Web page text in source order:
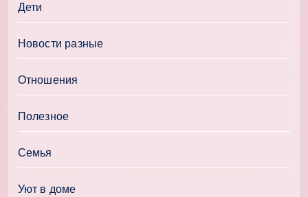
Дети
Новости разные
Отношения
Полезное
Семья
Уют в доме